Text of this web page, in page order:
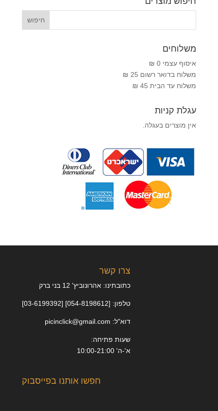
משלוחים
איסוף עצמי 0 ₪
משלוח בדואר רשום 25 ₪
משלוח עד הבית 45 ₪
עגלת קניות
אין מוצרים בעגלה.
צרו קשר
כתובתינו: אהרונוביץ' 12 בני ברק
טלפון: [054-8198612] [03-6199392]
דוא"ל: picinclick@gmail.com
שעות פתיחה:
א'-ה' 10:00-21:00
חפשו אותנו בפייסבוק